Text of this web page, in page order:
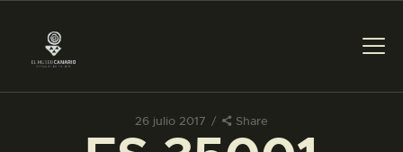
26 julio 2017 Share